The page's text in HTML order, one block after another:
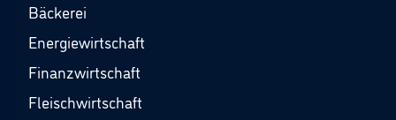
Bäckerei
Energiewirtschaft
Finanzwirtschaft
Fleischwirtschaft